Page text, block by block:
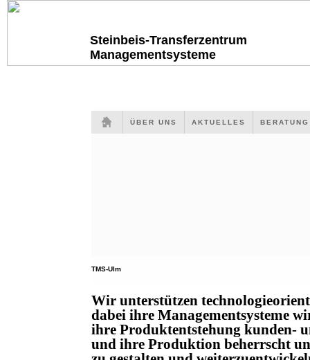
Steinbeis-Transferzentrum
Managementsysteme
ÜBER UNS AKTUELLES
TMS-Ulm
Wir unterstützen
dabei ihre Managementsysteme
ihre Produktentstehung kunden-
und ihre Produktion beherrscht